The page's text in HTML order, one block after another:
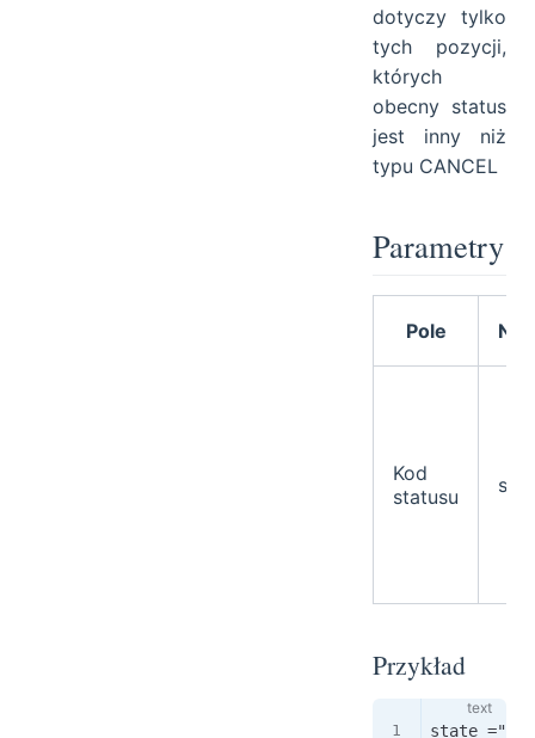
dotyczy tylko
tych pozycji,
których
obecny status
jest inny niż
typu CANCEL
Parametry
Pole
Kod
statusu
Przykład